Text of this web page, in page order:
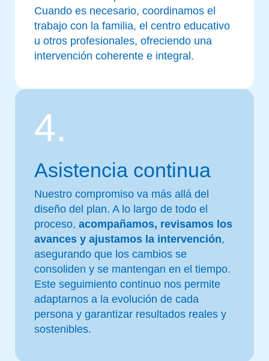
Cuando es necesario, coordinamos el
trabajo con la familia, el centro educativo
u otros profesionales, ofreciendo una
intervención coherente e integral.
4.
Asistencia continua
Nuestro compromiso va más allá del
diseño del plan. A lo largo de todo el
proceso, acompañamos, revisamos los
avances y ajustamos la intervención,
asegurando que los cambios se
consoliden y se mantengan en el tiempo.
Este seguimiento continuo nos permite
adaptarnos a la evolución de cada
persona y garantizar resultados reales y
sostenibles.